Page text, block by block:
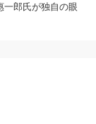
一郎氏が独自の眼